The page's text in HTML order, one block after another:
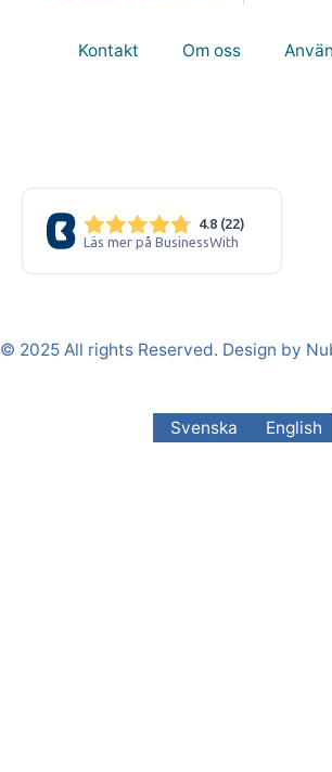
Kontakt Om oss
© 2025 All rights Reserved. Design by
Svenska English